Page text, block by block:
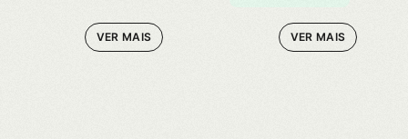
Afiar a Mente e
VER MAIS
e os Limites
da Cie
VER MAIS